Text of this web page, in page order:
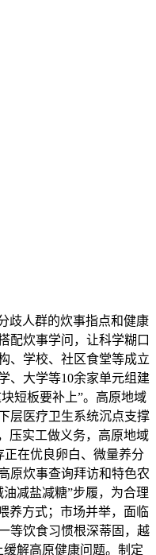
歧人群的炊事指点和健康
配炊事学问，让科学糊口
、学校、社区食堂等成立
、大学等10余家单元组建
短板要补上”。高原地域
层医疗卫生系统沉点支撑
压实工做义务，高原地域
在优良卵白、微量养分
原炊事查询拜访和特色农
减盐减糖”步履，为合理
养方式；市场并举，面临
等饮食习惯根深蒂固，越
解高原健康问题。制定